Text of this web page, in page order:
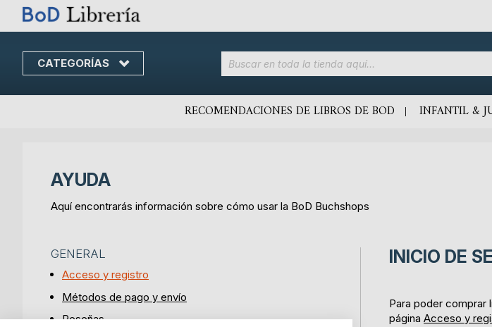
CATEGORÍAS
Skip
content
RECOMENDACIONES DE LIBROS DE BOD INFANTIL &
AYUDA
INICIO DE
Para poder comprar
página Acceso y
Aquí encontrarás información sobre cómo usar la BoD Buchshops
GENERAL
Acceso y registro
Métodos de pago y envío
Reseñas